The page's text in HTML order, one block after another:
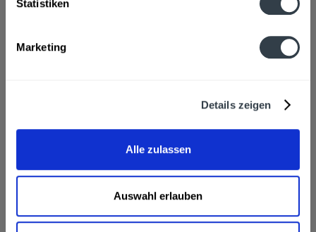
Statistiken
Marketing
Details zeigen
Alle zulassen
Auswahl erlauben